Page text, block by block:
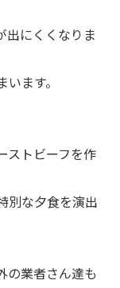
出にくくなりま
ます。
ストビーフを作
別な夕食を演出
の業者さん達も